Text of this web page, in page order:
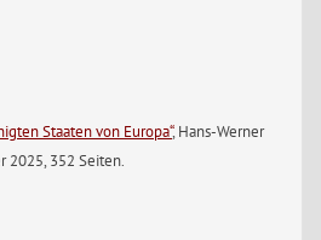
Staaten von Europa“, Hans-Werner
2025, 352 Seiten.